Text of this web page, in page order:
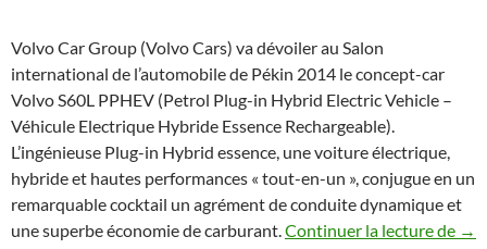
Volvo Car Group (Volvo Cars) va dévoiler au Salon
international de l’automobile de Pékin 2014 le concept-car
Volvo S60L PPHEV (Petrol Plug-in Hybrid Electric Vehicle –
Véhicule Electrique Hybride Essence Rechargeable).
L’ingénieuse Plug-in Hybrid essence, une voiture électrique,
hybride et hautes performances « tout-en-un », conjugue en un
remarquable cocktail un agrément de conduite dynamique et
une superbe économie de carburant. Continuer la lecture de →